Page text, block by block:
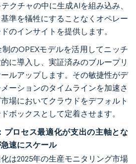
クチャの中に生成AIを組み込み、
準を犠牲にすることなくオペレー
のインサイトを提供します。
のOPEXモデルを活用してニッチ
に導入し、実証済みのブループリ
ルアップします。その敏捷性がデ
ーションのタイムラインを加速さ
場においてクラウドをデフォルト
ボックスとして定着させます。
プロセス最適化が支出の主軸とな
速にスケール
は2025年の生産モニタリング市場